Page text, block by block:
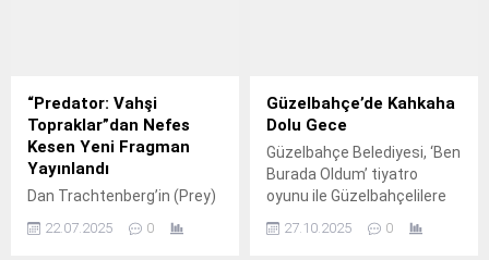
“Predator: Vahşi
Topraklar”dan Nefes
Kesen Yeni Fragman
Yayınlandı
Dan Trachtenberg’in (Prey)
oturduğu “Predator: Vahşi
22.07.2025 0
Güzelbahçe’de Kahkaha
Dolu Gece
Güzelbahçe Belediyesi, ‘Ben
Burada Oldum’ tiyatro
oyunu ile Güzelbahçelilere
yaşattı.
27.10.2025 0